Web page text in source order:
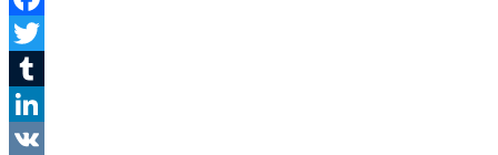
Facebook
Twitter
Tumblr
LinkedIn